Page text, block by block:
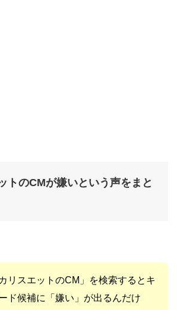
トのCMが嫌いという声をまと
カリスエットのCM」を検索するとキ
ド候補に「嫌い」が出るんだけ